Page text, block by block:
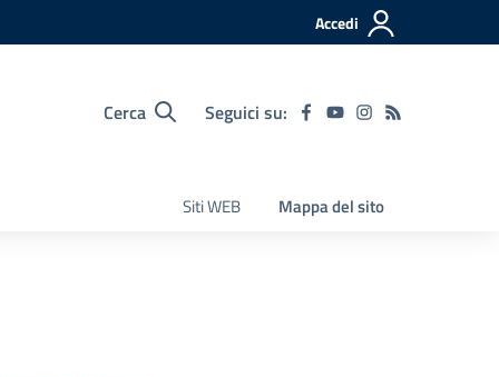
Accedi
Cerca Seguici su:
Siti WEB Mappa del sito